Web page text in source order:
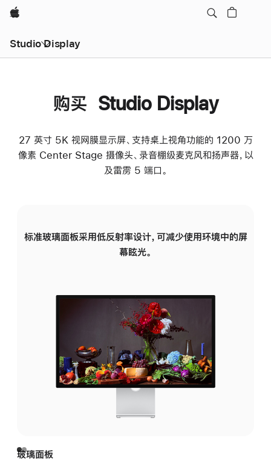
Apple
Studio Display
购买 Studio Display
27 英寸 5K 视网膜显示屏、支持桌上视角功能的 1200 万
像素 Center Stage 摄像头、录音棚级麦克风和扬声器，以
及雷雳 5 端口。
标准玻璃面板采用低反射率设计，可减少使用环境中的屏
幕眩光。
玻璃面板